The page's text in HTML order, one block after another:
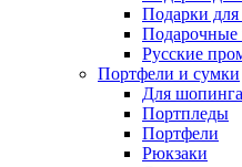
Подарки
Подарочные
Русские
Портфели и сумки
Для шопинга
Портпледы
Портфели
Рюкзаки